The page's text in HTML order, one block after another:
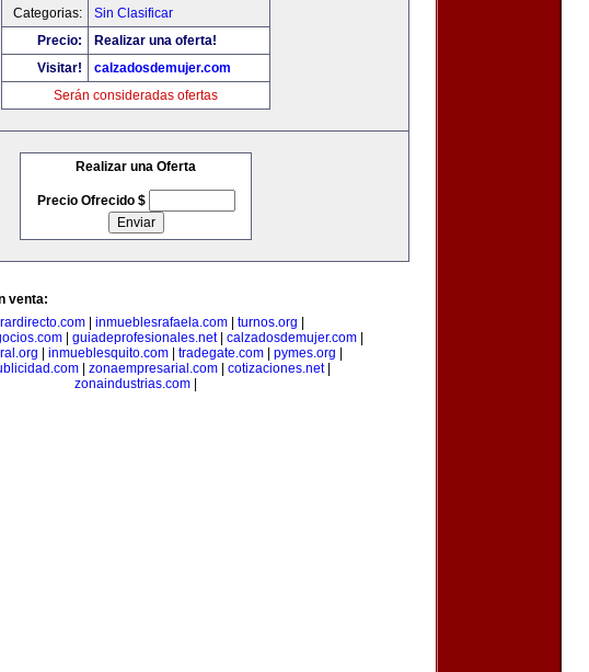
Categorias:
Sin Clasificar
Precio:
Realizar una oferta!
Visitar!
calzadosdemujer.com
Serán consideradas ofertas
Realizar una Oferta
Precio Ofrecido $
venta:
inmueblesrafaela.com turnos.org
| guiadeprofesionales.net| calzadosdemujer.com|
inmueblesquito.com tradegate.com pymes.org
zonaempresarial.com cotizaciones.net|
zonaindustrias.com